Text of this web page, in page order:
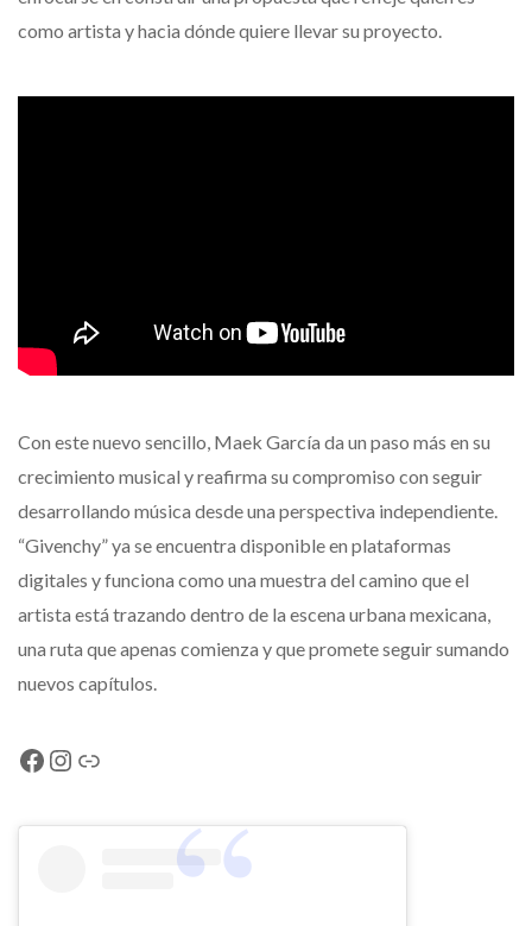
como artista y hacia dónde quiere llevar su proyecto.
Con este nuevo sencillo, Maek García da un paso más en su
crecimiento musical y reafirma su compromiso con seguir
desarrollando música desde una perspectiva independiente.
“Givenchy” ya se encuentra disponible en plataformas
digitales y funciona como una muestra del camino que el
artista está trazando dentro de la escena urbana mexicana,
una ruta que apenas comienza y que promete seguir sumando
nuevos capítulos.
Facebook
Instagram
Link